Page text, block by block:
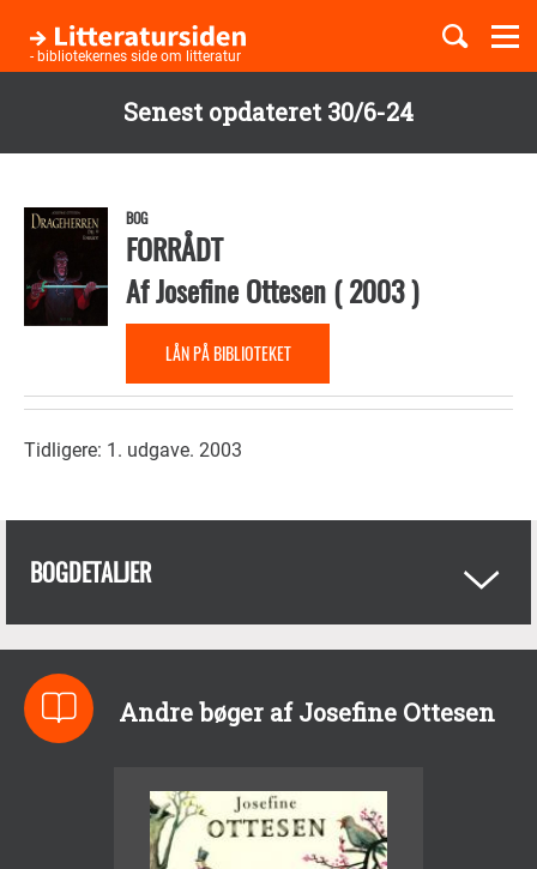
Senest opdateret 30/6-24
hovedindhold
- bibliotekernes side om litteratur
Børnebøger
Temaer
BOG
FORRÅDT
AfJosefine Ottesen(2003)
LÅN PÅ BIBLIOTEKET
Tidligere: 1. udgave. 2003
BOGDETALJER
Andre bøger af Josefine Ottesen